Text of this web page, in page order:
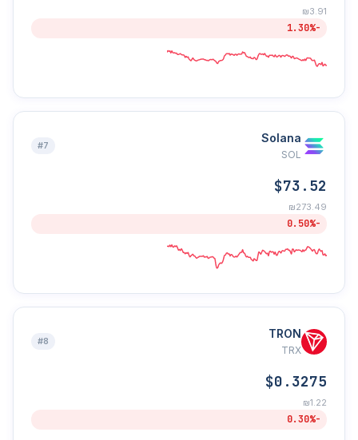
₪3.91
-1.30%
Solana
SOL
#7
$73.52
₪273.49
-0.50%
TRON
TRX
#8
$0.3275
₪1.22
-0.30%